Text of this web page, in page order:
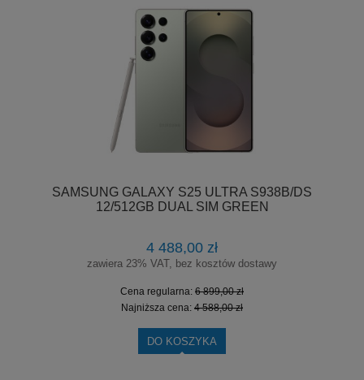
SAMSUNG GALAXY S25 ULTRA S938B/DS
12/512GB DUAL SIM GREEN
4 488,00 zł
zawiera 23% VAT, bez kosztów dostawy
Cena regularna: 6 899,00 zł
Najniższa cena: 4 588,00 zł
DO KOSZYKA